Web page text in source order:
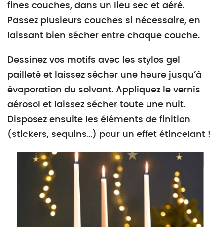
fines couches, dans un lieu sec et aéré.
Passez plusieurs couches si nécessaire, en
laissant bien sécher entre chaque couche.
Dessinez vos motifs avec les stylos gel
pailleté et laissez sécher une heure jusqu’à
évaporation du solvant. Appliquez le vernis
aérosol et laissez sécher toute une nuit.
Disposez ensuite les éléments de finition
(stickers, sequins…) pour un effet étincelant !